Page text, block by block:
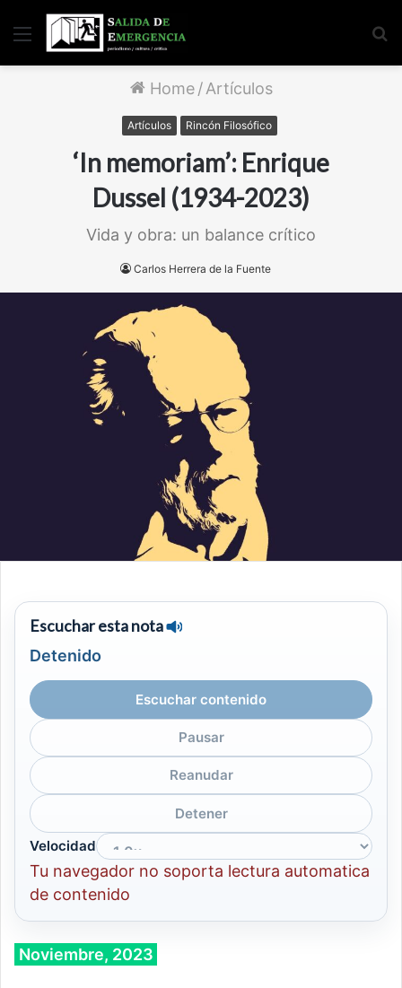
Menu
Home /Artículos
Artículos Rincón Filosófico
‘In memoriam’: Enrique
Dussel (1934-2023)
Vida y obra: un balance crítico
Carlos Herrera de la Fuente
Escuchar esta nota
Detenido
Escuchar contenido
Pausar
Reanudar
Detener
Velocidad
Tu navegador no soporta lectura automatica
de contenido
Noviembre, 2023